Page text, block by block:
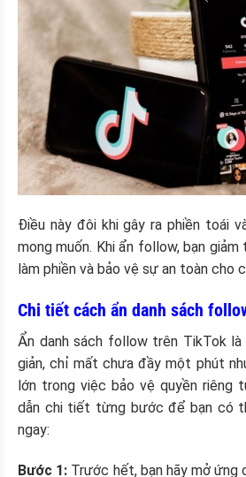
Điều này đôi khi gây ra phiền toái
mong muốn. Khi ẩn follow, bạn
làm phiền và bảo vệ sự an toàn cho
Chi tiết cách ẩn danh sách
Ẩn danh sách follow trên TikTok
giản, chỉ mất chưa đầy một phút
lớn trong việc bảo vệ quyền riêng
dẫn chi tiết từng bước để bạn có
ngay:
Bước 1: Trước hết, bạn hãy mở ứng